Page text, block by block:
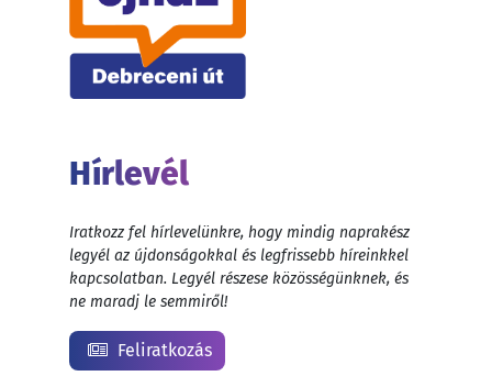
Hírlevél
Iratkozz fel hírlevelünkre, hogy mindig naprakész
legyél az újdonságokkal és legfrissebb híreinkkel
kapcsolatban. Legyél részese közösségünknek, és
ne maradj le semmiről!
Feliratkozás